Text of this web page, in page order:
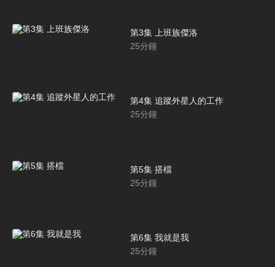
第3集 上班族傑洛
25分鐘
第4集 追蹤外星人的工作
25分鐘
第5集 搭檔
25分鐘
第6集 我就是我
25分鐘